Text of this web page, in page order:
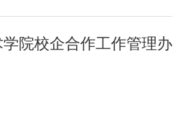
院校企合作工作管理办